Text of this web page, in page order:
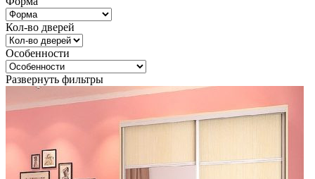
Кол-во дверей
Особенности
Развернуть фильтры